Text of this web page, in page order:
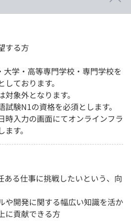
する方
学・高等専門学校・専門学校を
ております。
象外となります。
験N1の資格を必須とします。
入力の画面にてオンラインフラ
す。
ある仕事に挑戦したいという、向
や開発に関する幅広い知識を活か
に貢献できる方